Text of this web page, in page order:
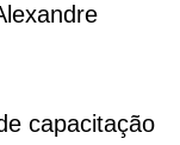
capacitação